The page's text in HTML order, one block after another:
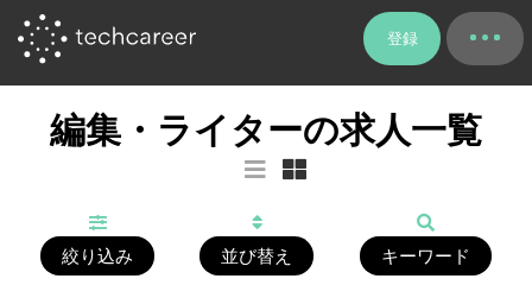
登録
編集・ライターの求人一覧
絞り込み 並び替え キーワード